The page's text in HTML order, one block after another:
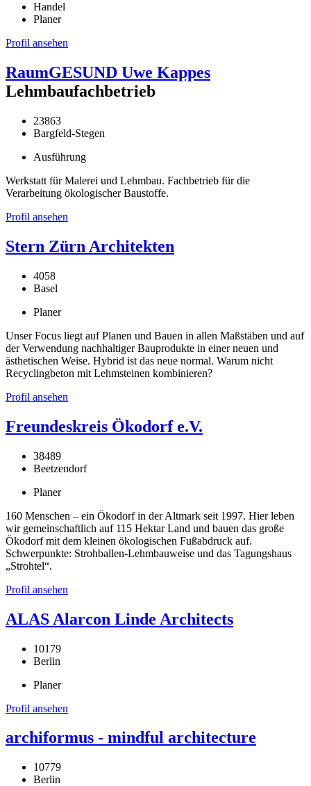
Handel
Planer
Profil ansehen
RaumGESUND Uwe Kappes
Lehmbaufachbetrieb
23863
Bargfeld-Stegen
Ausführung
Werkstatt für Malerei und Lehmbau. Fachbetrieb für die
Verarbeitung ökologischer Baustoffe.
Profil ansehen
Stern Zürn Architekten
4058
Basel
Planer
Unser Focus liegt auf Planen und Bauen in allen Maßstäben und auf
der Verwendung nachhaltiger Bauprodukte in einer neuen und
ästhetischen Weise. Hybrid ist das neue normal. Warum nicht
Recyclingbeton mit Lehmsteinen kombinieren?
Profil ansehen
Freundeskreis Ökodorf e.V.
38489
Beetzendorf
Planer
160 Menschen – ein Ökodorf in der Altmark seit 1997. Hier leben
wir gemeinschaftlich auf 115 Hektar Land und bauen das große
Ökodorf mit dem kleinen ökologischen Fußabdruck auf.
Schwerpunkte: Strohballen-Lehmbauweise und das Tagungshaus
„Strohtel“.
Profil ansehen
ALAS Alarcon Linde Architects
10179
Berlin
Planer
Profil ansehen
archiformus - mindful architecture
10779
Berlin